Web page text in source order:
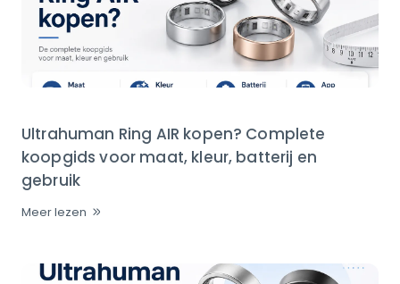
Ultrahuman Ring AIR kopen? Complete
koopgids voor maat, kleur, batterij en
gebruik
Meer lezen